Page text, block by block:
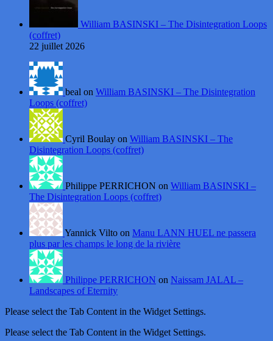
William BASINSKI – The Disintegration Loops
(coffret)
22 juillet 2026
beal on William BASINSKI – The Disintegration
Loops (coffret)
Cyril Boulay on William BASINSKI – The
Disintegration Loops (coffret)
Philippe PERRICHON on William BASINSKI –
The Disintegration Loops (coffret)
Yannick Vilto on Manu LANN HUEL ne passera
plus par les champs le long de la rivière
Philippe PERRICHON on Naissam JALAL –
Landscapes of Eternity
Please select the Tab Content in the Widget Settings.
Please select the Tab Content in the Widget Settings.